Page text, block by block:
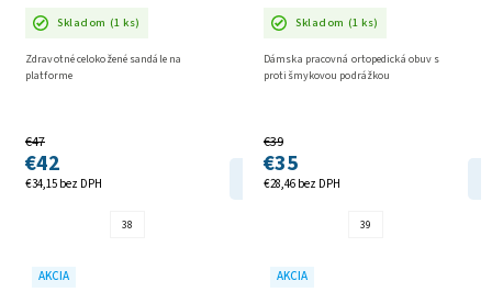
Skladom (1 ks)
€34,15 bez DPH
€47
€42
DETAIL
Zdravotné celokožené sandále na
platforme
38
Skladom (1 ks)
€28,46 bez DPH
€39
€35
Dámska pracovná ortopedická obuv s
protišmykovou podrážkou
39
AKCIA
AKCIA